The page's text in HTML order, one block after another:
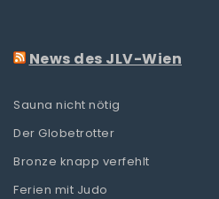
News des JLV-Wien
Sauna nicht nötig
Der Globetrotter
Bronze knapp verfehlt
Ferien mit Judo